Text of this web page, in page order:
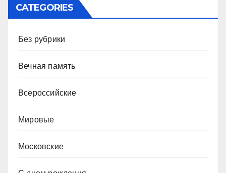
CATEGORIES
Без рубрики
Вечная память
Всероссийские
Мировые
Московские